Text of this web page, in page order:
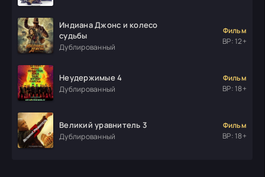
Индиана Джонс и колесо
судьбы
Дублированный
Фильм
ВР: 12+
Неудержимые 4
Дублированный
Фильм
ВР: 18+
Великий уравнитель 3
Дублированный
Фильм
ВР: 18+